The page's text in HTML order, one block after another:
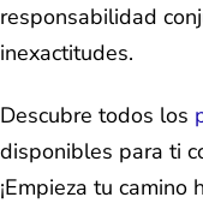
responsabilidad
inexactitudes.
Descubre todos los
disponibles para ti
¡Empieza tu camino